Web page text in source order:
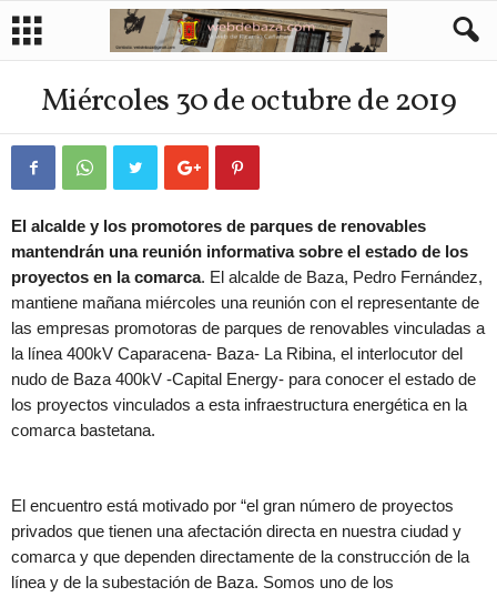
Miércoles 30 de octubre de 2019
El alcalde y los promotores de parques de renovables
mantendrán una reunión informativa sobre el estado de los
proyectos en la comarca. El alcalde de Baza, Pedro Fernández,
mantiene mañana miércoles una reunión con el representante de
las empresas promotoras de parques de renovables vinculadas a
la línea 400kV Caparacena- Baza- La Ribina, el interlocutor del
nudo de Baza 400kV -Capital Energy- para conocer el estado de
los proyectos vinculados a esta infraestructura energética en la
comarca bastetana.
El encuentro está motivado por “el gran número de proyectos
privados que tienen una afectación directa en nuestra ciudad y
comarca y que dependen directamente de la construcción de la
línea y de la subestación de Baza. Somos uno de los